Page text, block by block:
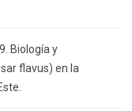
Biología y
flavus) en la